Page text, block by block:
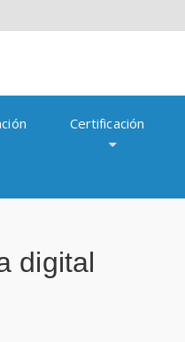
Certificación
digital